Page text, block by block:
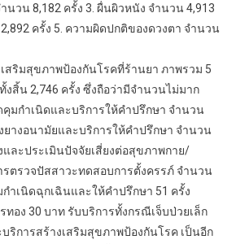
นวน 8,182 ครั้ง 3. ผื่นผิวหนัง จำนวน 4,913
ครั้ง 5. ความผิดปกติของดวงตา จำนวน
สริมสุขภาพป้องกันโรคที่ร้านยา ภาพรวม 5
สิ้น 2,746 ครั้ง ซึ่งถือว่ามีจำนวนไม่มาก
คุมกำเนิดและบริการให้คำปรึกษา จำนวน
ยางอนามัยและบริการให้คำปรึกษา จำนวน
และประเมินปัจจัยเสี่ยงต่อสุขภาพกาย/
รตรวจปัสสาวะทดสอบการตั้งครรภ์ จำนวน
กำเนิดฉุกเฉินและให้คำปรึกษา 51 ครั้ง
อง 30 บาท รับบริการทั้งกรณีเจ็บป่วยเล็ก
ริการสร้างเสริมสุขภาพป้องกันโรค เป็นอีก